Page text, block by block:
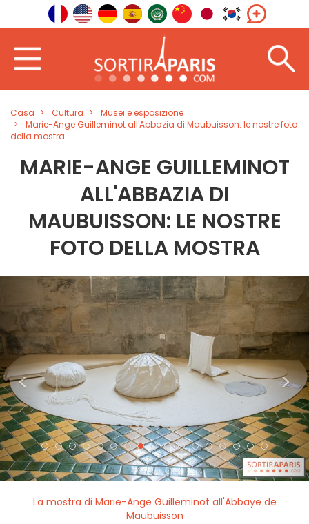
Casa Cultura
Musei e esposizione
Marie-Ange Guilleminot all'Abbazia di Maubuisson: le nostre foto
della mostra
MARIE-ANGE GUILLEMINOT
ALL'ABBAZIA DI
MAUBUISSON: LE NOSTRE
FOTO DELLA MOSTRA
< >
La mostra di Marie-Ange Guilleminot all'Abbaye de
Maubuisson